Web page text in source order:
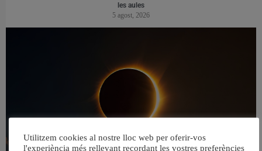
les aules
5 agost, 2026
Utilitzem cookies al nostre lloc web per oferir-vos
l'experiència més rellevant recordant les vostres preferències